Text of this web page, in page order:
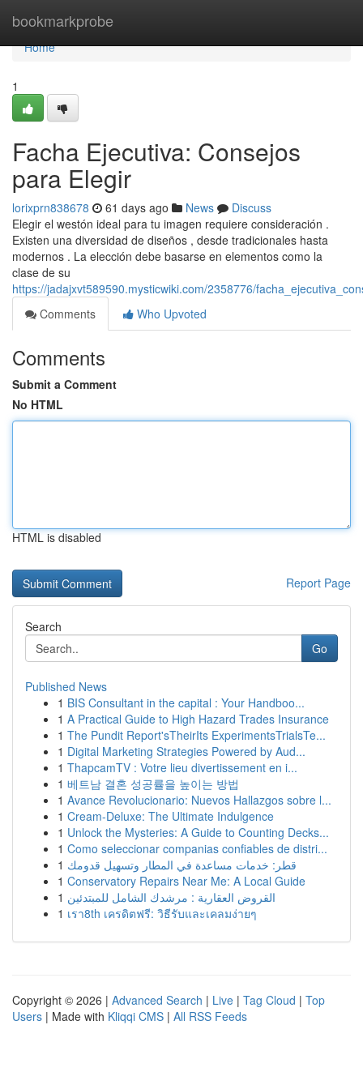
bookmarkprobe
Home
Home
1
Facha Ejecutiva: Consejos
para Elegir
lorixprn838678 61 days ago News
Discuss
Elegir el westón ideal para tu imagen requiere consideración .
Existen una diversidad de diseños , desde tradicionales hasta
modernos . La elección debe basarse en elementos como la
clase de su
https://jadajxvt589590.mysticwiki.com/2358776/
Comments
Who Upvoted
Comments
Submit a Comment
No HTML
HTML is disabled
Report Page
Search
Go
Published News
1 BIS Consultant in the capital : Your Handboo...
1 A Practical Guide to High Hazard Trades Insurance
1 The Pundit Report'sTheirIts ExperimentsTrialsTe...
1 Digital Marketing Strategies Powered by Aud...
1 ThapcamTV : Votre lieu divertissement en i...
1 베트남 결혼 성공률을 높이는 방법
1 Avance Revolucionario: Nuevos Hallazgos sobre l...
1 Cream-Deluxe: The Ultimate Indulgence
1 Unlock the Mysteries: A Guide to Counting Decks...
1 Como seleccionar companias confiables de distri...
1 قطر: خدمات مساعدة في المطار وتسهيل قدومك
1 Conservatory Repairs Near Me: A Local Guide
1 القروض العقارية : مرشدك الشامل للمبتدئين
1 เรา8th เครดิตฟรี: วิธีรับและเคลมง่ายๆ
Copyright © 2026 | Advanced Search | Live | Tag Cloud | Top
Users | Made with Kliqqi CMS | All RSS Feeds